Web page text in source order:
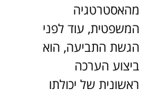
מהאסטרטגיה
המשפטית, עוד לפני
הגשת התביעה, הוא
ביצוע הערכה
ראשונית של יכולתו